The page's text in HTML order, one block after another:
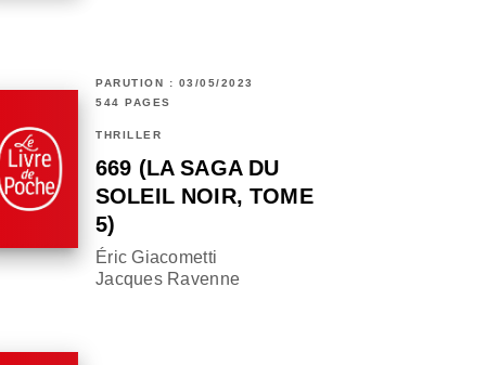
PARUTION : 03/05/2023
544 PAGES
THRILLER
669 (LA SAGA DU
SOLEIL NOIR, TOME
5)
Éric Giacometti
Jacques Ravenne